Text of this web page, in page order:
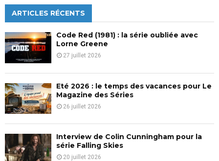
h
f
o
r
:
C
ARTICLES RÉCENTS
Code Red (1981) : la série oubliée avec
Lorne Greene
27 juillet 2026
Eté 2026 : le temps des vacances pour Le
Magazine des Séries
26 juillet 2026
Interview de Colin Cunningham pour la
série Falling Skies
20 juillet 2026